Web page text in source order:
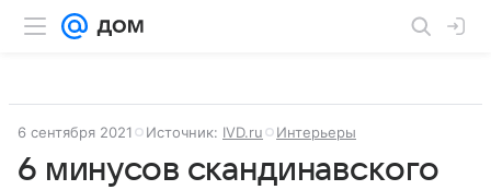
6 сентября 2021 Источник: IVD.ru Интерьеры
6 минусов скандинавского